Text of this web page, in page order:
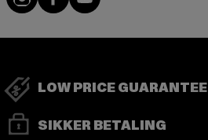
LOW PRICE GUARANTEE
SIKKER BETALING